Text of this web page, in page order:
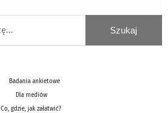
Badania ankietowe
Dla mediów
Co, gdzie, jak załatwić?